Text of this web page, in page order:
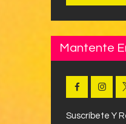
Mantente
Suscríbete Y